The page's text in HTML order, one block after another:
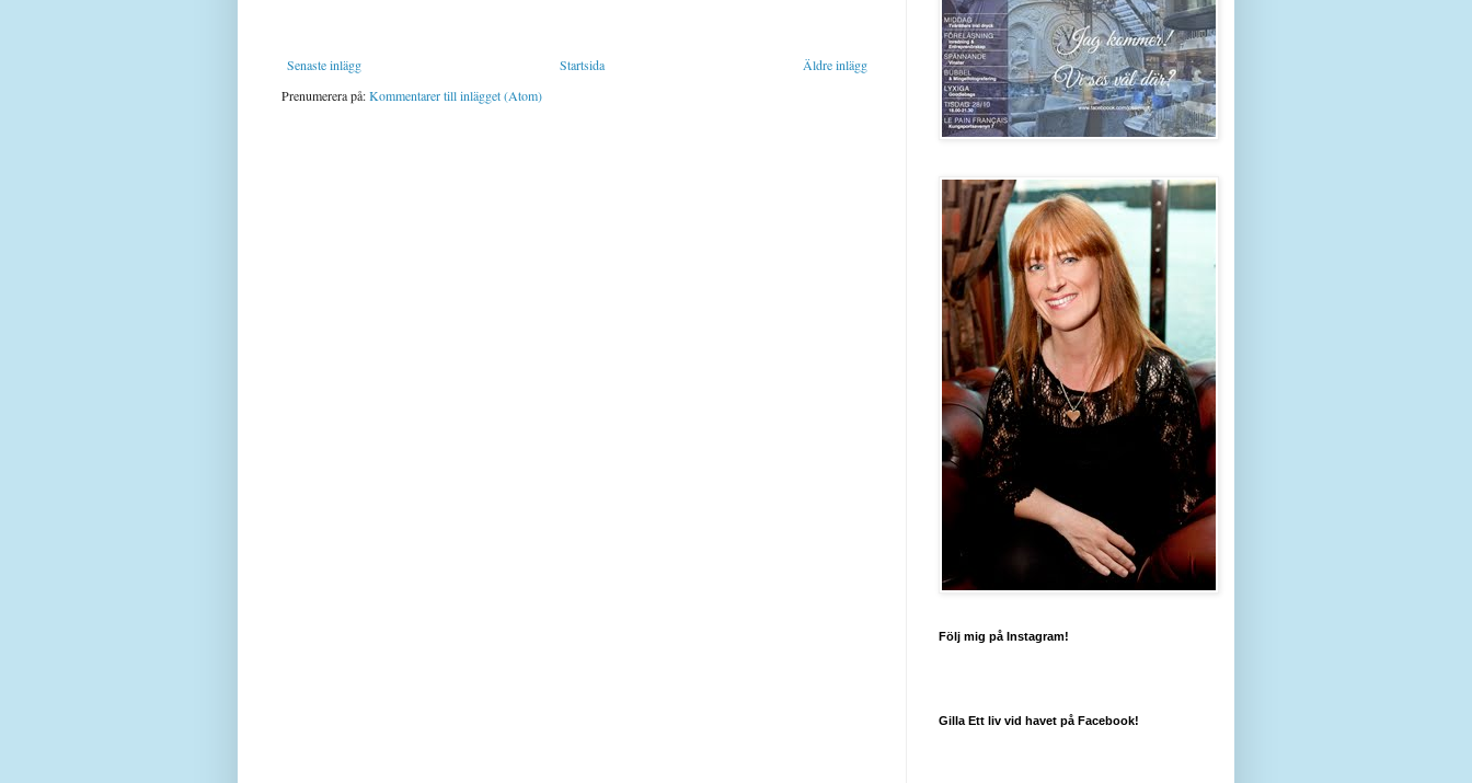
Senaste inlägg Äldre inlägg
Startsida
Prenumerera på:Kommentarer till inlägget (Atom)
Följ mig på Instagram!
Gilla Ett liv vid havet på Facebook!